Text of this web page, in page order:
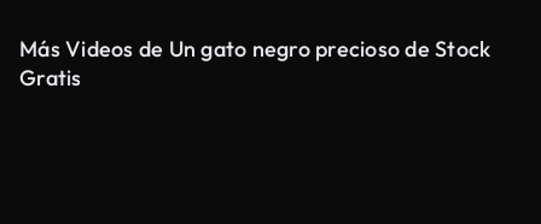
Más Videos de Un gato negro precioso de Stock
Gratis